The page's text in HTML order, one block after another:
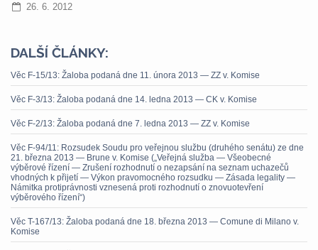
26. 6. 2012
DALŠÍ ČLÁNKY:
Věc F-15/13: Žaloba podaná dne 11. února 2013 — ZZ v. Komise
Věc F-3/13: Žaloba podaná dne 14. ledna 2013 — CK v. Komise
Věc F-2/13: Žaloba podaná dne 7. ledna 2013 — ZZ v. Komise
Věc F-94/11: Rozsudek Soudu pro veřejnou službu (druhého senátu) ze dne
21. března 2013 — Brune v. Komise („Veřejná služba — Všeobecné
výběrové řízení — Zrušení rozhodnutí o nezapsání na seznam uchazečů
vhodných k přijetí — Výkon pravomocného rozsudku — Zásada legality —
Námitka protiprávnosti vznesená proti rozhodnutí o znovuotevření
výběrového řízení“)
Věc T-167/13: Žaloba podaná dne 18. března 2013 — Comune di Milano v.
Komise